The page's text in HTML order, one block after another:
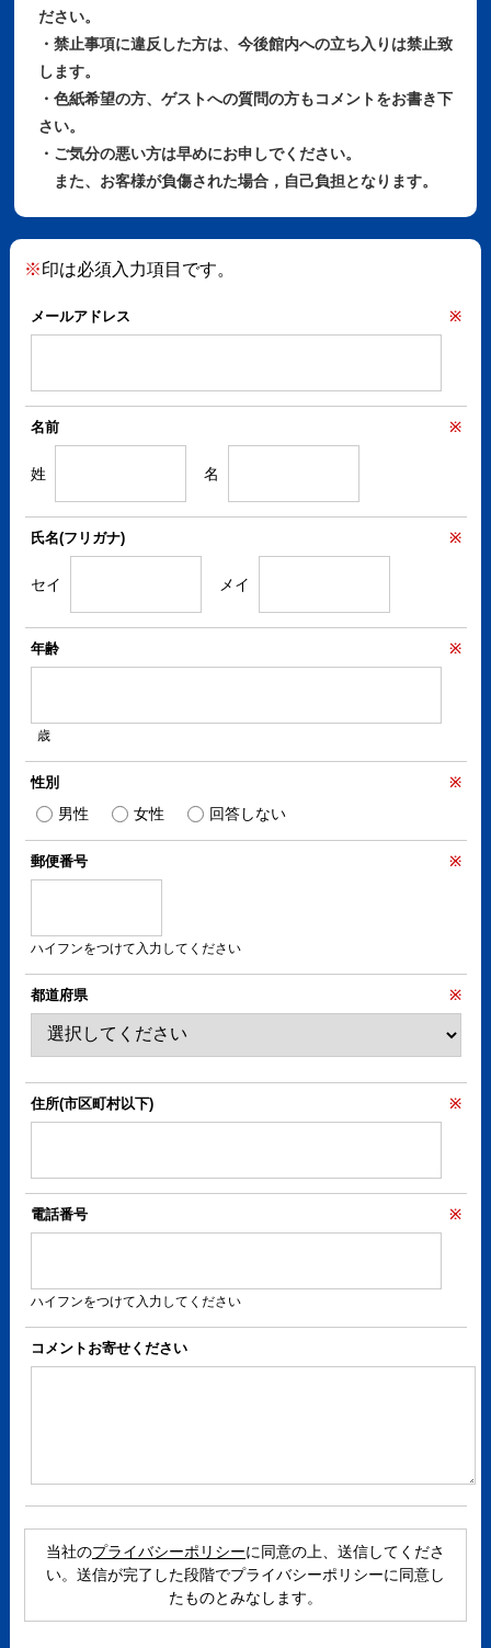
ださい。
・禁止事項に違反した方は、今後館内への立ち入りは禁止致
します。
・色紙希望の方、ゲストへの質問の方もコメントをお書き下
さい。
・ご気分の悪い方は早めにお申しでください。
また、お客様が負傷された場合，自己負担となります。
※印は必須入力項目です。
メールアドレス ※
名前 ※
姓 名
氏名(フリガナ) ※
セイ メイ
年齢 ※
歳
性別 ※
男性 女性 回答しない
郵便番号 ※
ハイフンをつけて入力してください
都道府県 ※
住所(市区町村以下) ※
電話番号 ※
ハイフンをつけて入力してください
コメントお寄せください
当社のプライバシーポリシーに同意の上、送信してくださ
い。送信が完了した段階でプライバシーポリシーに同意し
たものとみなします。